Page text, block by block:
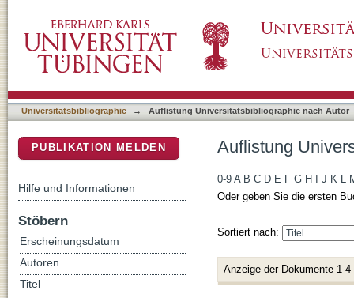
Universitätsbibliographie → Auflistung Universitätsbibliographie nach Autor
Auflistung
0-9 A B C D E F G H J K L
Oder geben Sie die ersten
Sortiert nach:
Anzeige der Dokumente 1-4
PUBLIKATION MELDEN
Hilfe und Informationen
Stöbern
Erscheinungsdatum
Autoren
Titel